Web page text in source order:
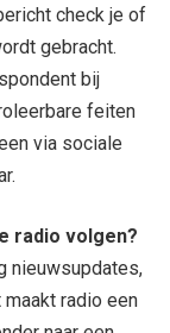
check je of
gebracht.
bij
feiten
via sociale
radio volgen?
nieuwsupdates,
radio een